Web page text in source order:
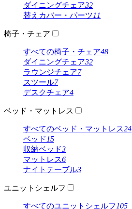
ダイニングチェア32
替えカバー・パーツ11
椅子・チェア
すべての椅子・チェア48
ダイニングチェア32
ラウンジチェア7
スツール7
デスクチェア4
ベッド・マットレス
すべてのベッド・マットレス24
ベッド 15
収納ベッド3
マットレス6
ナイトテーブル3
ユニットシェルフ
すべてのユニットシェルフ 105